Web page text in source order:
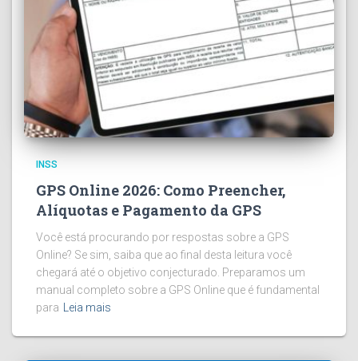
INSS
GPS Online 2026: Como Preencher,
Alíquotas e Pagamento da GPS
Você está procurando por respostas sobre a GPS
Online? Se sim, saiba que ao final desta leitura você
chegará até o objetivo conjecturado. Preparamos um
manual completo sobre a GPS Online que é fundamental
para Leia mais